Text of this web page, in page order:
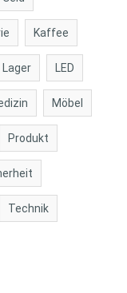
Kaffee
Lager LED
Möbel
Produkt
Technik